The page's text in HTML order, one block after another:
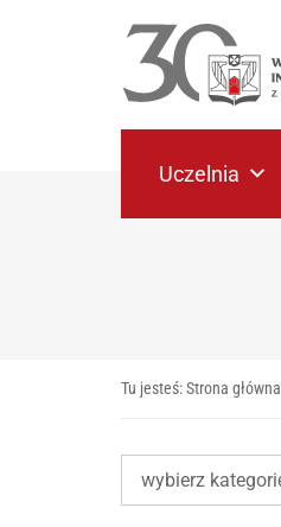
Uczelnia
Tu jesteś:Strona główna